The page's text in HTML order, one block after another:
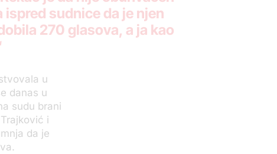
sudnice da je njen
270 glasova, a ja kao
u
danas u
sudu brani
i
da je